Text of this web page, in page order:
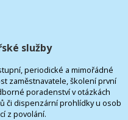
služby
periodické a mimořádné
zaměstnavatele, školení první
poradenství v otázkách
či dispenzární prohlídky u osob
z povolání.